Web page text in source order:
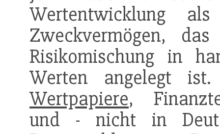
Wertentwicklung
Zweckvermögen,
Risikomischung in
Werten angelegt
Wertpapiere,
und - nicht in